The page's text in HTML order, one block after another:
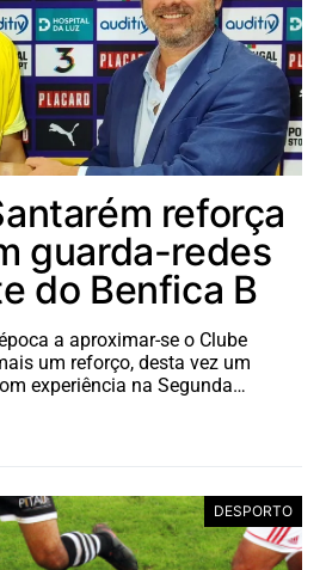
reforça
guarda-redes
do Benfica B
a aproximar-se o Clube
um reforço, desta vez um
experiência na Segunda…
DESPORTO